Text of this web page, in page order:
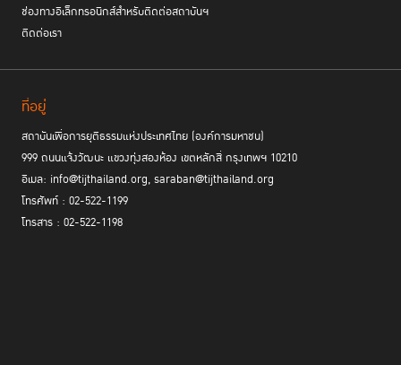
ช่องทางอิเล็กทรอนิกส์สำหรับติดต่อสถาบันฯ
ติดต่อเรา
ที่อยู่
สถาบันเพื่อการยุติธรรมแห่งประเทศไทย (องค์การมหาชน)
999 ถนนแจ้งวัฒนะ แขวงทุ่งสองห้อง เขตหลักสี่ กรุงเทพฯ 10210
อีเมล: info@tijthailand.org, saraban@tijthailand.org
โทรศัพท์ : 02-522-1199
โทรสาร : 02-522-1198